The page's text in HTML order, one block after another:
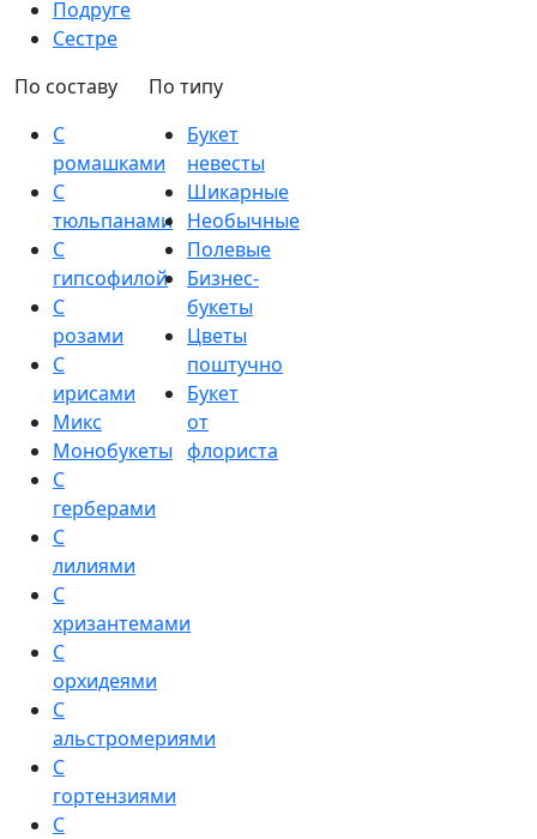
Подруге
Сестре
По составу
С
ромашками
С
тюльпанами
С
гипсофилой
С
розами
С
ирисами
Микс
Монобукеты
С
герберами
С
лилиями
С
хризантемами
С
орхидеями
С
альстромериями
С
гортензиями
С
По типу
Букет
невесты
Шикарные
Необычные
Полевые
Бизнес-
букеты
Цветы
поштучно
Букет
от
флориста